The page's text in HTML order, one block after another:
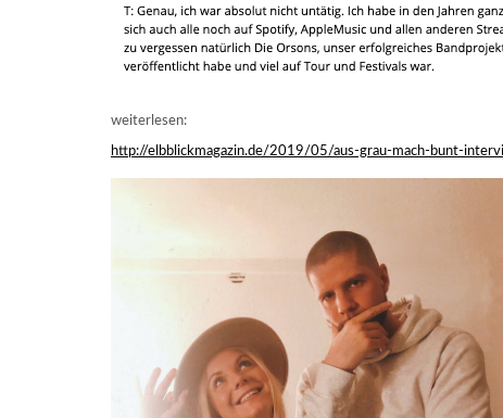
weiterlesen:
http://elbblickmagazin.de/2019/05/aus-grau-mach-bunt-